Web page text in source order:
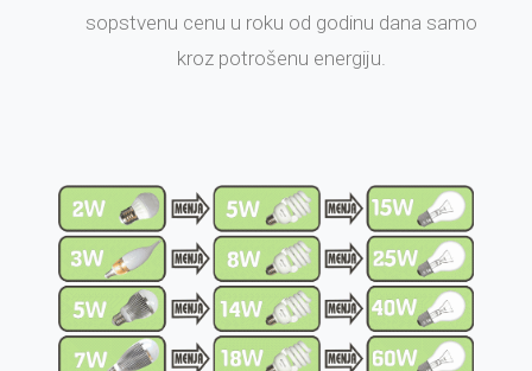
sopstvenu cenu u roku od godinu dana samo
kroz potrošenu energiju.